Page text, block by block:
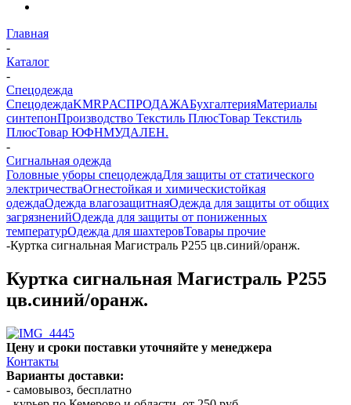
Главная
-
Каталог
-
Спецодежда
СпецодеждаKMRPАСПРОДАЖАБухгалтерияМатериалы
синтепонПроизводство Текстиль ПлюсТовар Текстиль
ПлюсТовар ЮФНМУДАЛЕН.
-
Сигнальная одежда
Головные уборы спецодеждаДля защиты от статического
электричестваОгнестойкая и химическистойкая
одеждаОдежда влагозащитнаяОдежда для защиты от общих
загрязненийОдежда для защиты от пониженных
температурОдежда для шахтеровТовары прочие
-Куртка сигнальная Магистраль Р255 цв.синий/оранж.
Куртка сигнальная Магистраль Р255
цв.синий/оранж.
Цену и сроки поставки уточняйте у менеджера
Контакты
Варианты доставки:
- самовывоз, бесплатно